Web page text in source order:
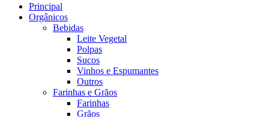
Principal
Orgânicos
Bebidas
Leite Vegetal
Polpas
Sucos
Vinhos e Espumantes
Outros
Farinhas e Grãos
Farinhas
Grãos